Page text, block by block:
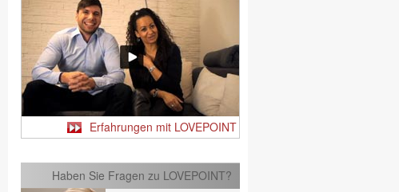
Erfahrungen mit LOVEPOINT
Haben Sie Fragen zu LOVEPOINT?